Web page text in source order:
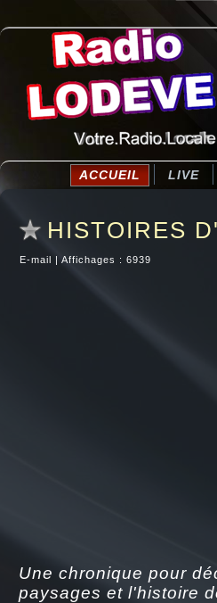
ACCUEIL LIVE
HISTOIRES
E-mail | Affichages : 6939
Une chronique pour
paysages et l'histoire